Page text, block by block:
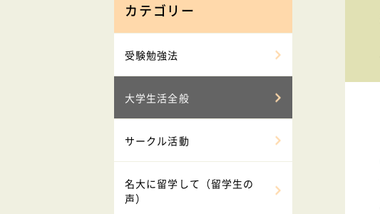
カテゴリー
受験勉強法
大学生活全般
サークル活動
名大に留学して（留学生の
声）